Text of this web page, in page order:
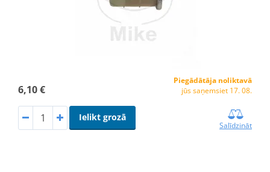
6,10 €
Piegādātāja noliktavā
jūs saņemsiet 17. 08.
Ielikt grozā
Salīdzināt